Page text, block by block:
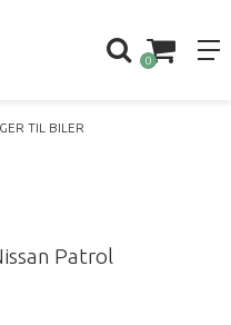
0
TIL BILER
Patrol